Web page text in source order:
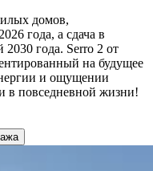
домов,
года, а сдача в
года. Serro 2 от
на будущее
и ощущении
в повседневной жизни!